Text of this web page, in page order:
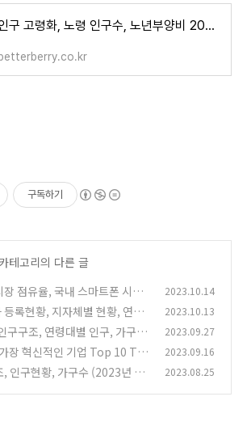
인구 고령화, 노령 인구수, 노년부양비 2020년~2070년 추세보기
betterberry.co.kr
구독하기
테고리의 다른 글
점유율, 국내 스마트폰 시장
기~23년 1분기)
(0)
2023.10.14
등록현황, 지자체별 현황, 연료
동차 현황 (0)
2023.10.13
구구조, 연령대별 인구, 가구수
2023.09.27
혁신적인 기업 Top 10 Th
Companies 2023 (0)
2023.09.16
, 인구현황, 가구수 (2023년 최
2023.08.25